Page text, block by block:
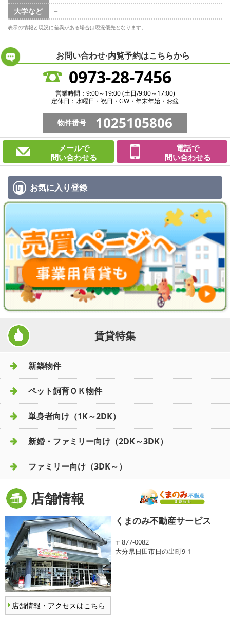
大学など
－
表示の情報と現況に差異がある場合は現況優先となります。
お問い合わせ·内覧予約はこちらから
0973-28-7456
営業時間：9:00～19:00 (土日/9:00～17:00)
定休日：水曜日・祝日・GW・年末年始・お盆
物件番号 1025105806
メールで
問い合わせる
電話で
問い合わせる
お気に入り登録
賃貸特集
新築物件
ペット飼育ＯＫ物件
単身者向け（1K～2DK）
新婚・ファミリー向け（2DK～3DK）
ファミリー向け（3DK～）
店舗情報
店舗情報・アクセスはこちら
くまのみ不動産サービス
〒877-0082
大分県日田市日の出町9-1